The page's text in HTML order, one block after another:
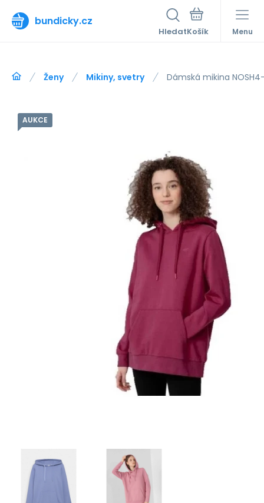
bundicky.cz
Hledat Menu
Ženy Mikiny, svetry Dámská mikina
AUKCE